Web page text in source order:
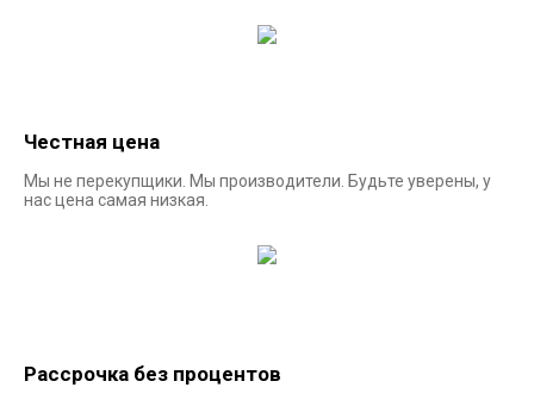
Честная цена
Мы не перекупщики. Мы производители. Будьте уверены, у
нас цена самая низкая.
Рассрочка без процентов